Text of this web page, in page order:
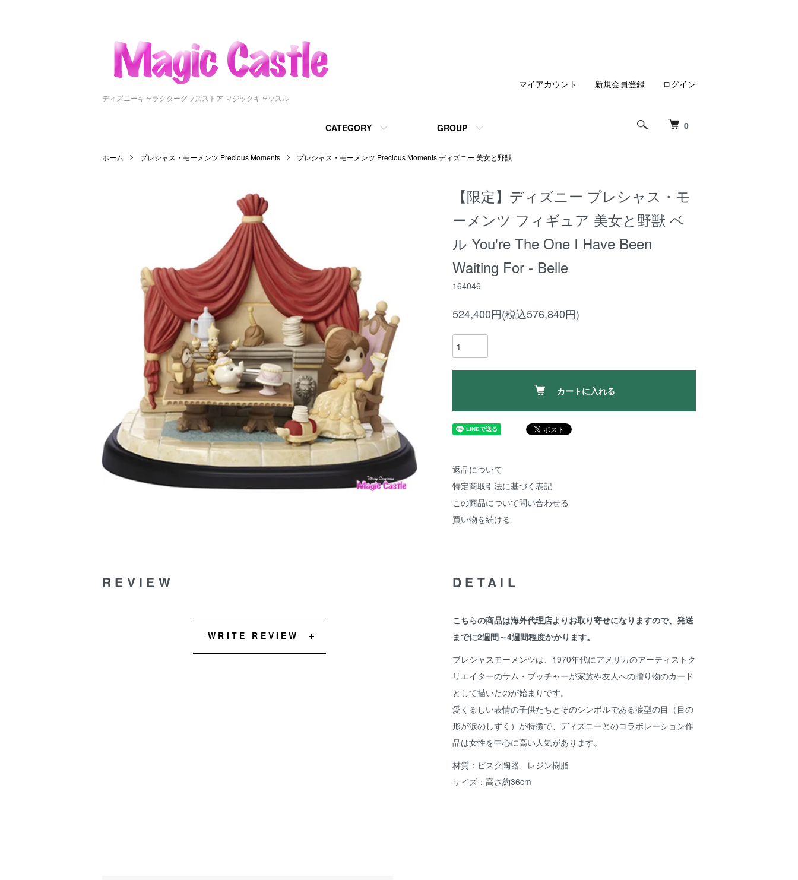
ディズニーキャラクターグッズストア マジックキャッスル
0
CATEGORY GROUP
マイアカウント 新規会員登録 ログイン
ホーム プレシャス・モーメンツ Precious Moments プレシャス・モーメンツ Precious Moments ディズニー 美女と野獣
【限定】ディズニー プレシャス・モ
ーメンツ フィギュア 美女と野獣 ベ
ル You're The One I Have Been
Waiting For - Belle
164046
524,400円(税込576,840円)
カートに入れる
返品について
特定商取引法に基づく表記
この商品について問い合わせる
買い物を続ける
DETAIL
こちらの商品は海外代理店よりお取り寄せになりますので、発送
までに2週間～4週間程度かかります。
プレシャスモーメンツは、1970年代にアメリカのアーティストク
リエイターのサム・ブッチャーが家族や友人への贈り物のカード
として描いたのが始まりです。
愛くるしい表情の子供たちとそのシンボルである涙型の目（目の
形が涙のしずく）が特徴で、ディズニーとのコラボレーション作
品は女性を中心に高い人気があります。
材質：ビスク陶器、レジン樹脂
サイズ：高さ約36cm
REVIEW
WRITE REVIEW